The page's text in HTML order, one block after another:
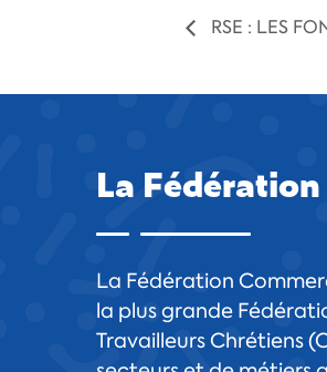
RSE : LES
La
La Fédération
la plus grande
Travailleurs Chrétiens